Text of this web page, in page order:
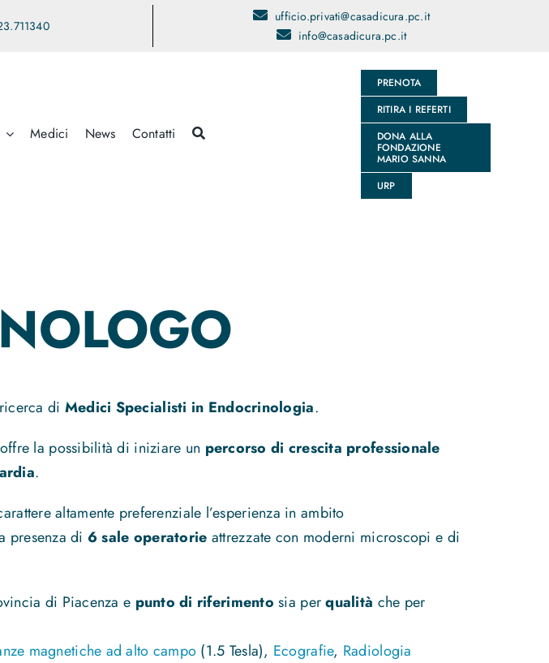
ufficio.privati@casadicura.pc.it
info@casadicura.pc.it
Medici News Contatti
PRENOTA
RITIRA I REFERTI
DONA ALLA
FONDAZIONE
MARIO SANNA
URP
di Medici Specialisti in Endocrinologia.
la possibilità di iniziare un percorso di crescita professionale
.
altamente preferenziale l’esperienza in ambito
presenza di 6 sale operatorie attrezzate con moderni microscopi e di
di Piacenza e punto di riferimento sia perqualità che per
magnetiche ad alto campo (1.5 Tesla), Ecografie, Radiologia